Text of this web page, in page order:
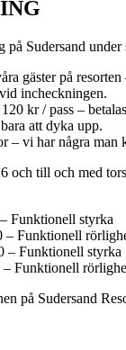
Sudersand under
gäster på
incheckningen.
kr / pass –
att dyka upp.
– vi har några man
och till och med
Funktionell styrka
– Funktionell
– Funktionell styrka
Funktionell
på Sudersand